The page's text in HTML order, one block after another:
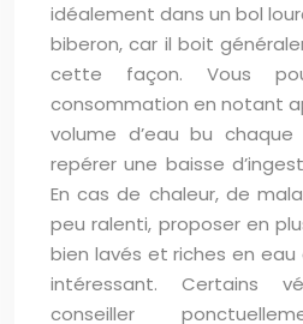
idéalement dans un bol
biberon, car il boit
cette façon. Vous
consommation en notant
volume d’eau bu
repérer une baisse
En cas de chaleur, de
peu ralenti, proposer en
bien lavés et riches en
intéressant. Certains
conseiller